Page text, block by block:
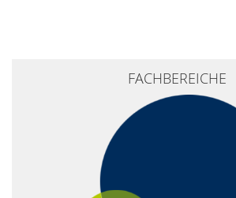
FACHBEREICHE